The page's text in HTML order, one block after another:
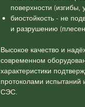
поверхности (изгибы,
биостойкость - не
и разрушению
Высокое качество и
современном
характеристики
протоколами
СЭС.